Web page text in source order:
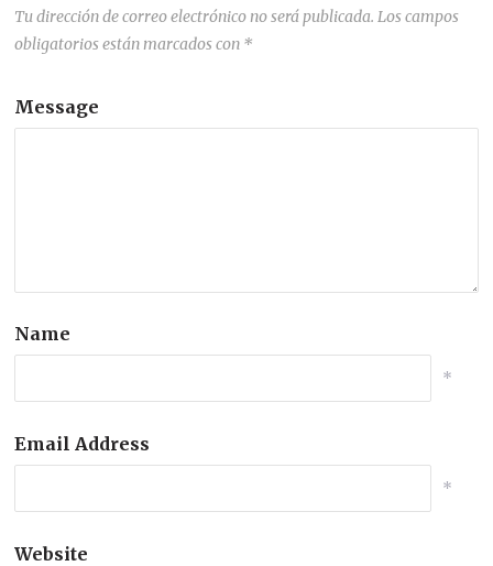
Tu dirección de correo electrónico no será publicada. Los campos
obligatorios están marcados con *
Message
Name
*
Email Address
*
Website